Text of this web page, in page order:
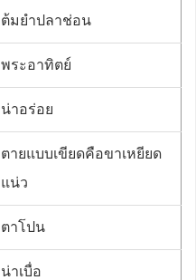
ต้มยำปลาช่อน
พระอาทิตย์
น่าอร่อย
ตายแบบเขียดคือขาเหยียด
แน่ว
ตาโปน
น่าเบื่อ